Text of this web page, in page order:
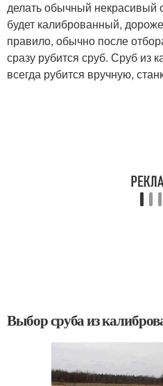
делать обычный некрасивый
будет калиброванный,
правило, обычно после
сразу рубится сруб. Сруб из
всегда рубится вручную,
Выбор сруба из